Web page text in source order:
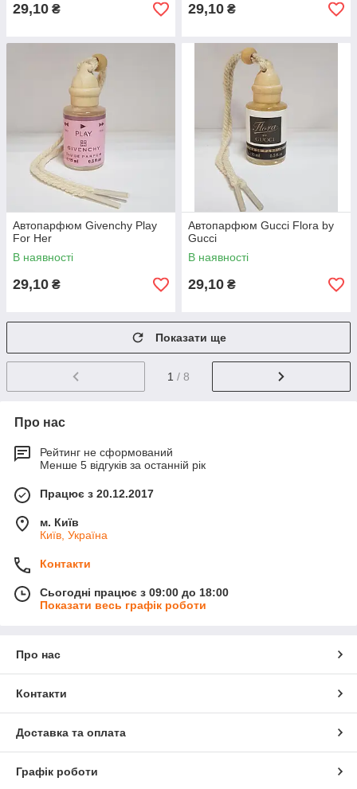
29,10 ₴ 29,10 ₴
Автопарфюм Givenchy Play
For Her
В наявності
29,10 ₴
Автопарфюм Gucci Flora by
Gucci
В наявності
29,10 ₴
Показати ще
1 / 8
Про нас
Рейтинг не сформований
Менше 5 відгуків за останній рік
Працює з 20.12.2017
м. Київ
Київ, Україна
Контакти
Сьогодні працює з 09:00 до 18:00
Показати весь графік роботи
Про нас
Контакти
Доставка та оплата
Графік роботи